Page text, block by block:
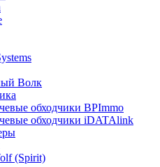
Волк
обходчики BPImmo
обходчики iDATAlink
(Spirit)